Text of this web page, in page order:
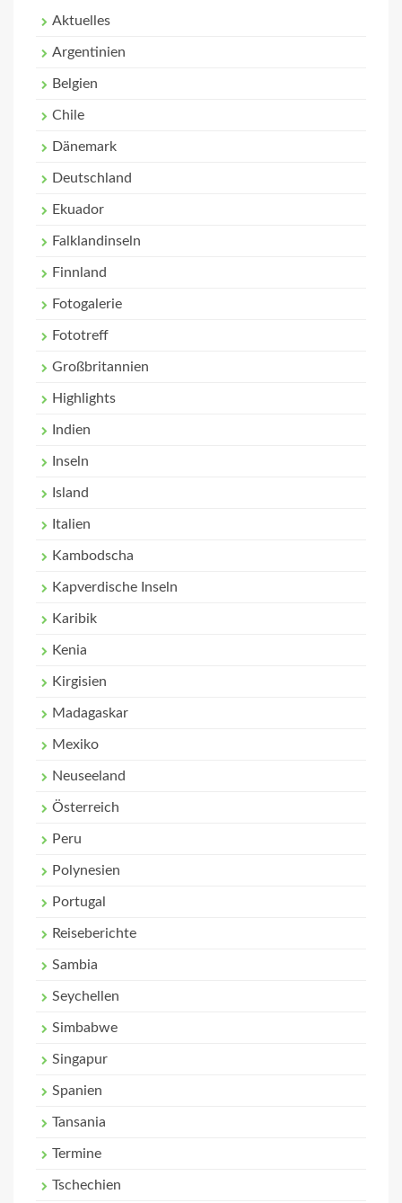
Aktuelles
Argentinien
Belgien
Chile
Dänemark
Deutschland
Ekuador
Falklandinseln
Finnland
Fotogalerie
Fototreff
Großbritannien
Highlights
Indien
Inseln
Island
Italien
Kambodscha
Kapverdische Inseln
Karibik
Kenia
Kirgisien
Madagaskar
Mexiko
Neuseeland
Österreich
Peru
Polynesien
Portugal
Reiseberichte
Sambia
Seychellen
Simbabwe
Singapur
Spanien
Tansania
Termine
Tschechien